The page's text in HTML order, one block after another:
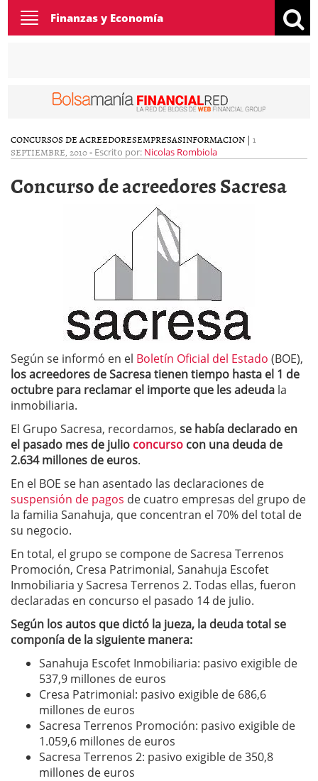
Toggle
navigation
Finanzas y Economía
CONCURSOS DE ACREEDORESEMPRESASINFORMACION | 1
SEPTIEMBRE, 2010- Escrito por: Nicolas Rombiola
Concurso de acreedores Sacresa
Según se informó en el Boletín Oficial del Estado (BOE),
los acreedores de Sacresa tienen tiempo hasta el 1 de
octubre para reclamar el importe que les adeuda la
inmobiliaria.
El Grupo Sacresa, recordamos, se había declarado en
el pasado mes de julio concurso con una deuda de
2.634 millones de euros.
En el BOE se han asentado las declaraciones de
suspensión de pagos de cuatro empresas del grupo de
la familia Sanahuja, que concentran el 70% del total de
su negocio.
En total, el grupo se compone de Sacresa Terrenos
Promoción, Cresa Patrimonial, Sanahuja Escofet
Inmobiliaria y Sacresa Terrenos 2. Todas ellas, fueron
declaradas en concurso el pasado 14 de julio.
Según los autos que dictó la jueza, la deuda total se
componía de la siguiente manera:
Sanahuja Escofet Inmobiliaria: pasivo exigible de
537,9 millones de euros
Cresa Patrimonial: pasivo exigible de 686,6
millones de euros
Sacresa Terrenos Promoción: pasivo exigible de
1.059,6 millones de euros
Sacresa Terrenos 2: pasivo exigible de 350,8
millones de euros